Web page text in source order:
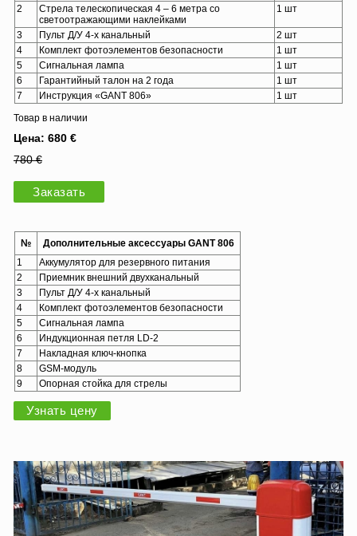
2
Стрела телескопическая 4 – 6 метра со
светоотражающими наклейками
1 шт
3 Пульт Д/У 4-х канальный
2 шт
4
Комплект фотоэлементов безопасности
1 шт
5
Сигнальная лампа
1 шт
6
Гарантийный талон на 2 года
1 шт
7
Инструкция «GANT 806»
1 шт
Товар в наличии
Цена: 680 €
780 €
Заказать
№
Дополнительные аксессуары GANT 806
1
Аккумулятор для резервного питания
2
Приемник внешний двухканальный
3
Пульт Д/У 4-х канальный
4
Комплект фотоэлементов безопасности
5
Сигнальная лампа
6
Индукционная петля LD-2
7
Накладная ключ-кнопка
8
GSM-модуль
9
Опорная стойка для стрелы
Узнать цену